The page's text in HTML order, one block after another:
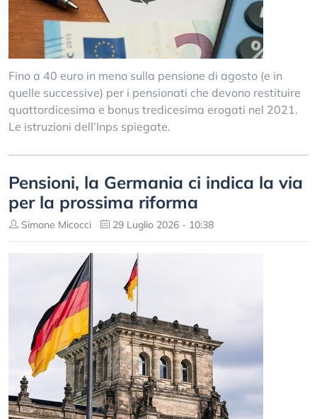
Fino a 40 euro in meno sulla pensione di agosto (e in
quelle successive) per i pensionati che devono restituire
quattordicesima e bonus tredicesima erogati nel 2021.
Le istruzioni dell’Inps spiegate.
Pensioni, la Germania ci indica la via
per la prossima riforma
Simone Micocci 29 Luglio 2026 - 10:38